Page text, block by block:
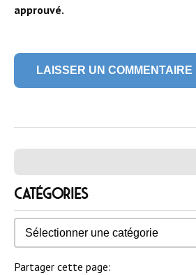
Catégories
Catégories
Partager cette page: